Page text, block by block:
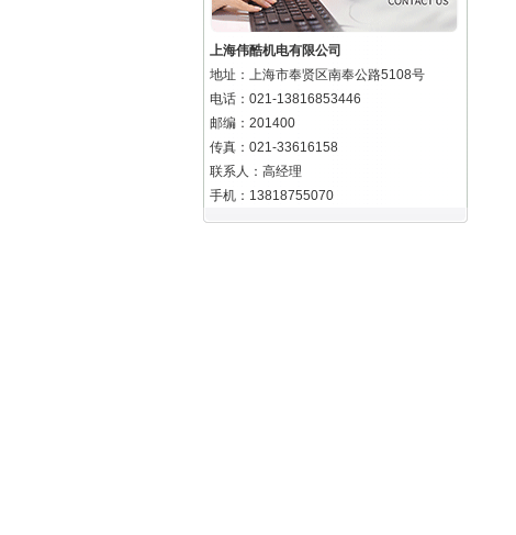
上海伟酷机电有限公司
地址：上海市奉贤区南奉公路5108号
电话：021-13816853446
邮编：201400
传真：021-33616158
联系人：高经理
手机：13818755070